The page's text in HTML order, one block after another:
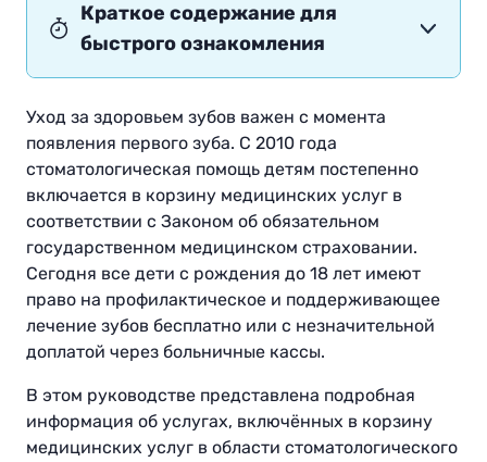
Краткое содержание для
быстрого ознакомления
Уход за здоровьем зубов важен с момента
появления первого зуба. С 2010 года
стоматологическая помощь детям постепенно
включается в корзину медицинских услуг в
соответствии с Законом об обязательном
государственном медицинском страховании.
Сегодня все дети с рождения до 18 лет имеют
право на профилактическое и поддерживающее
лечение зубов бесплатно или с незначительной
доплатой через больничные кассы.
В этом руководстве представлена подробная
информация об услугах, включённых в корзину
медицинских услуг в области стоматологического